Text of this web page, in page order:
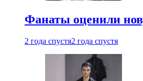
Фанаты оценили
2 года спустя2 года спустя